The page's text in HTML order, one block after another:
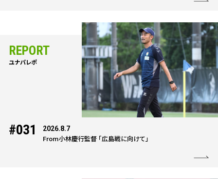
REPORT
ユナパレポ
#031 2026.8.7
From小林慶行監督 「広島戦に向けて」